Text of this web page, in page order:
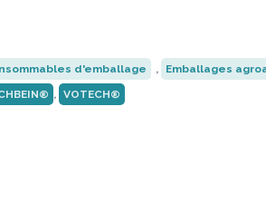
d'emballage ,
Emballages
, VOTECH®